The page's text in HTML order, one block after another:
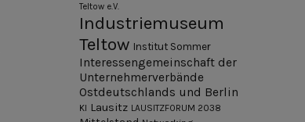
Teltow e.V.
Industriemuseum
Teltow Institut Sommer
Interessengemeinschaft der
Unternehmerverbände
Ostdeutschlands und Berlin
KI Lausitz LAUSITZFORUM 2038